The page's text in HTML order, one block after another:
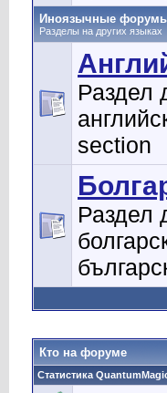
Иноязычные
Разделы на других языках
Раздел
section
Раздел
Кто на форуме
Статистика